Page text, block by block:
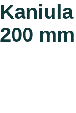
200 mm